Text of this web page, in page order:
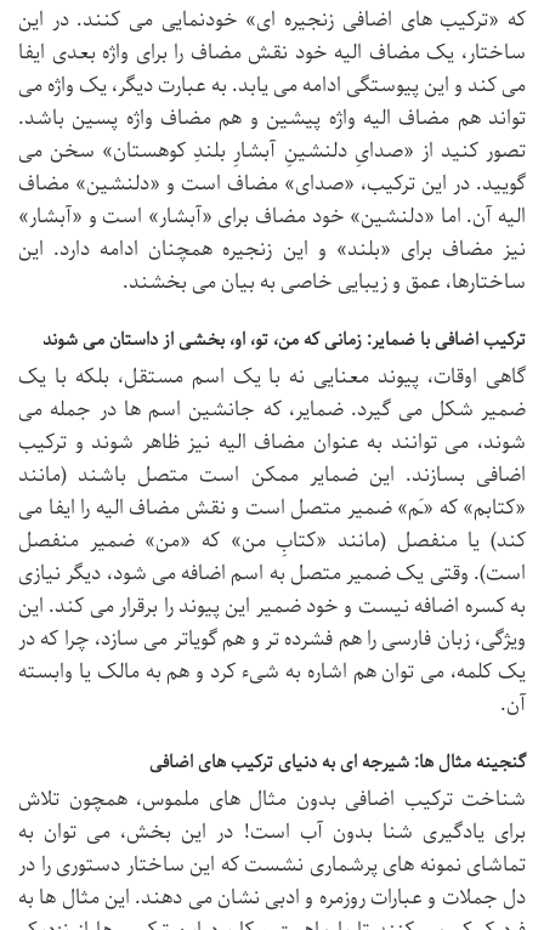
که «ترکیب های اضافی زنجیره ای» خودنمایی می کنند. در این
ساختار، یک مضاف الیه خود نقش مضاف را برای واژه بعدی ایفا
می کند و این پیوستگی ادامه می یابد. به عبارت دیگر، یک واژه می
تواند هم مضاف الیه واژه پیشین و هم مضاف واژه پسین باشد.
تصور کنید از «صدایِ دلنشینِ آبشارِ بلندِ کوهستان» سخن می
گویید. در این ترکیب، «صدای» مضاف است و «دلنشین» مضاف
الیه آن. اما «دلنشین» خود مضاف برای «آبشار» است و «آبشار»
نیز مضاف برای «بلند» و این زنجیره همچنان ادامه دارد. این
ساختارها، عمق و زیبایی خاصی به بیان می بخشند.
ترکیب اضافی با ضمایر: زمانی که من، تو، او، بخشی از داستان می شوند
گاهی اوقات، پیوند معنایی نه با یک اسم مستقل، بلکه با یک
ضمیر شکل می گیرد. ضمایر، که جانشین اسم ها در جمله می
شوند، می توانند به عنوان مضاف الیه نیز ظاهر شوند و ترکیب
اضافی بسازند. این ضمایر ممکن است متصل باشند (مانند
«کتابم» که «ـَم» ضمیر متصل است و نقش مضاف الیه را ایفا می
کند) یا منفصل (مانند «کتابِ من» که «من» ضمیر منفصل
است). وقتی یک ضمیر متصل به اسم اضافه می شود، دیگر نیازی
به کسره اضافه نیست و خود ضمیر این پیوند را برقرار می کند. این
ویژگی، زبان فارسی را هم فشرده تر و هم گویاتر می سازد، چرا که در
یک کلمه، می توان هم اشاره به شیء کرد و هم به مالک یا وابسته
آن.
گنجینه مثال ها: شیرجه ای به دنیای ترکیب های اضافی
شناخت ترکیب اضافی بدون مثال های ملموس، همچون تلاش
برای یادگیری شنا بدون آب است! در این بخش، می توان به
تماشای نمونه های پرشماری نشست که این ساختار دستوری را در
دل جملات و عبارات روزمره و ادبی نشان می دهند. این مثال ها به